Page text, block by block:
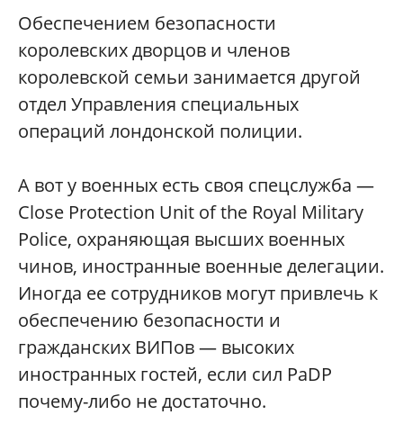
Обеспечением безопасности
королевских дворцов и членов
королевской семьи занимается другой
отдел Управления специальных
операций лондонской полиции.
А вот у военных есть своя спецслужба —
Close Protection Unit of the Royal Military
Police, охраняющая высших военных
чинов, иностранные военные делегации.
Иногда ее сотрудников могут привлечь к
обеспечению безопасности и
гражданских ВИПов — высоких
иностранных гостей, если сил PaDP
почему-либо не достаточно.